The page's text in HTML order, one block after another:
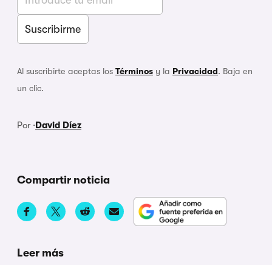
Al suscribirte aceptas los Términos y la Privacidad. Baja en
un clic.
Por · David Díez
Compartir noticia
Leer más